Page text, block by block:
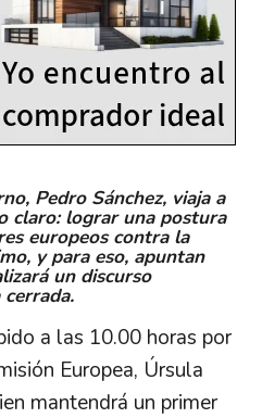
Pedro Sánchez, viaja a
claro: lograr una postura
europeos contra la
y para eso, apuntan
un discurso
a las 10.00 horas por
Europea, Úrsula
mantendrá un primer